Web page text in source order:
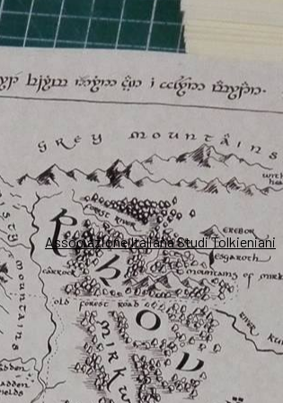
Associazione Italiana Studi Tolkieniani